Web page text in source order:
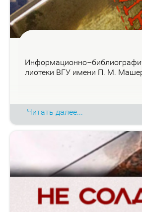
лио­те­ки ВГУ име­ни П. М.
Читать далее...